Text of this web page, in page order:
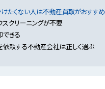
たくない人は不動産買取がおすすめ
クリーニングが不要
きる
頼する不動産会社は正しく選ぶ